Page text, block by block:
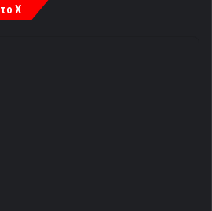
X